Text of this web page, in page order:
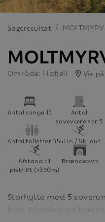
Søgeresultat
Område: Hafjell Vis
Antal senge 15
Antal
soveværelser 5
Antal toiletter 3Ski in / Ski out
Afstand til
pist/lift (>350m)
Brændeovn
Storhytte med 5
bad, badekar og